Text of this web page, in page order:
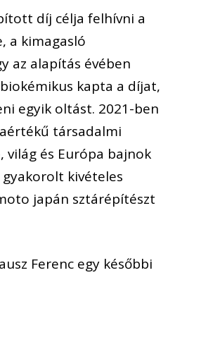
díj célja felhívni a
a kimagasló
az alapítás évében
kapta a díjat,
egyik oltást. 2021-ben
társadalmi
világ és Európa bajnok
kivételes
japán sztárépítészt
Ferenc egy későbbi